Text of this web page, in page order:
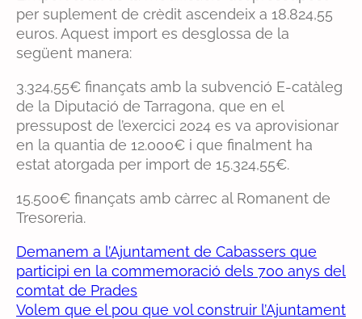
per suplement de crèdit ascendeix a 18.824,55
euros. Aquest import es desglossa de la
següent manera:
3.324,55€ finançats amb la subvenció E-catàleg
de la Diputació de Tarragona, que en el
pressupost de l’exercici 2024 es va aprovisionar
en la quantia de 12.000€ i que finalment ha
estat atorgada per import de 15.324,55€.
15.500€ finançats amb càrrec al Romanent de
Tresoreria.
Demanem a l’Ajuntament de Cabassers que
participi en la commemoració dels 700 anys del
comtat de Prades
Volem que el pou que vol construir l’Ajuntament